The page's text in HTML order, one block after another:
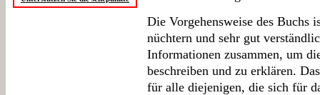
Die Vorgehensweise des Buchs
nüchtern und sehr gut
Informationen zusammen, um
beschreiben und zu erklären.
für alle diejenigen, die sich für